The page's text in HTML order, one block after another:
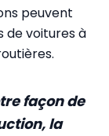
peuvent
de voitures à
façon de
la